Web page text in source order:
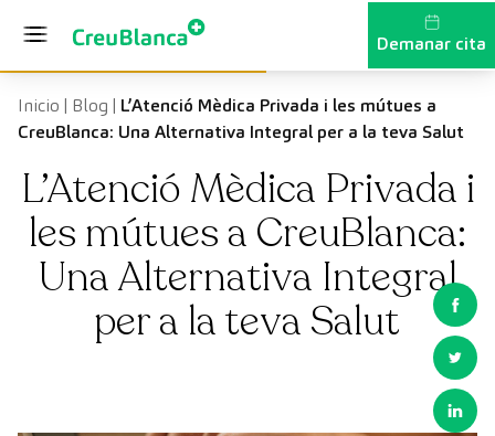
Demanar cita
Inicio | Blog | L’Atenció Mèdica Privada i les mútues a
CreuBlanca: Una Alternativa Integral per a la teva Salut
L’Atenció Mèdica Privada i
les mútues a CreuBlanca:
Una Alternativa Integral
per a la teva Salut